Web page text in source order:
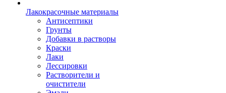
Лакокрасочные материалы
Антисептики
Грунты
Добавки в растворы
Краски
Лаки
Лессировки
Растворители и
очистители